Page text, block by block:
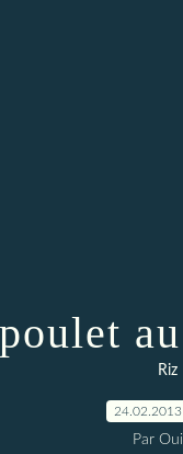
Riz
24.02.2013
Par